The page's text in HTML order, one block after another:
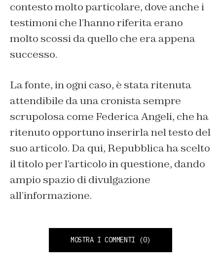
contesto molto particolare, dove anche i
testimoni che l’hanno riferita erano
molto scossi da quello che era appena
successo.
La fonte, in ogni caso, è stata ritenuta
attendibile da una cronista sempre
scrupolosa come Federica Angeli, che ha
ritenuto opportuno inserirla nel testo del
suo articolo. Da qui, Repubblica ha scelto
il titolo per l’articolo in questione, dando
ampio spazio di divulgazione
all’informazione.
MOSTRA I COMMENTI (0)